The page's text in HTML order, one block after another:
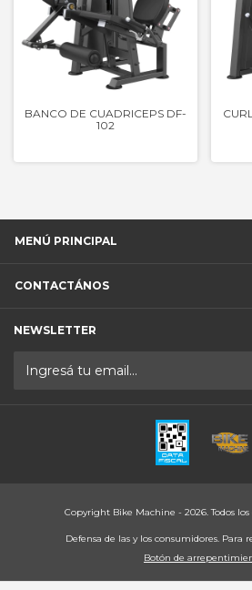
BANCO DE CUADRICEPS DF-
102
MENÚ PRINCIPAL
CONTACTÁNOS
NEWSLETTER
Copyright Bike Machine - 2026. Todos los
Defensa de las y los consumidores. Para
Botón de